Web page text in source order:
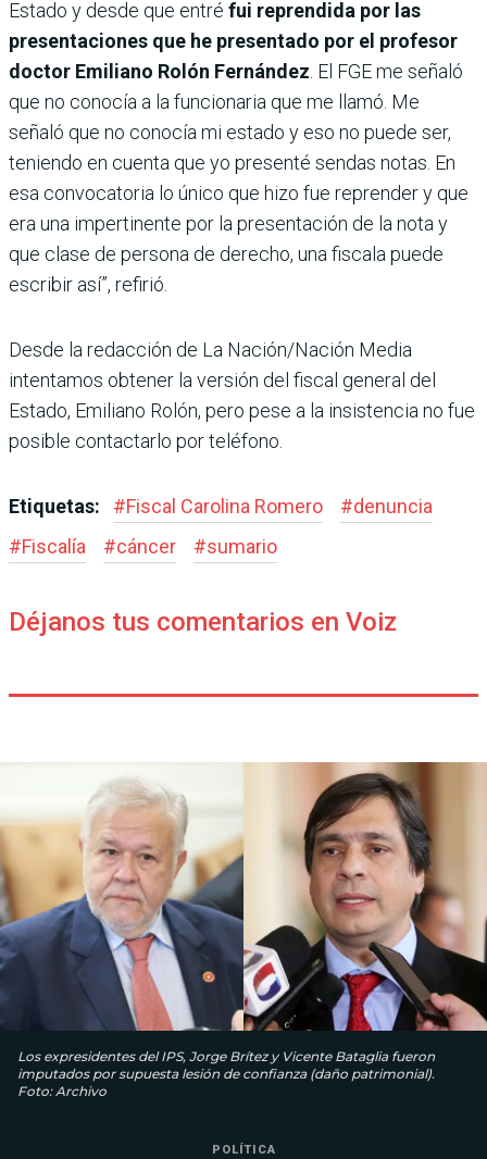
Estado y desde que entré fui reprendida por las
presentaciones que he presentado por el profesor
doctor Emiliano Rolón Fernández . El FGE me señaló
que no conocía a la funcionaria que me llamó. Me
señaló que no conocía mi estado y eso no puede ser,
teniendo en cuenta que yo presenté sendas notas. En
esa convocatoria lo único que hizo fue reprender y que
era una impertinente por la presentación de la nota y
que clase de persona de derecho, una fiscala puede
escribir así”, refirió.
Desde la redacción de La Nación/Nación Media
intentamos obtener la versión del fiscal general del
Estado, Emiliano Rolón, pero pese a la insistencia no fue
posible contactarlo por teléfono.
Etiquetas: #Fiscal Carolina Romero #denuncia
#Fiscalía #cáncer #sumario
Déjanos tus comentarios en Voiz
Los expresidentes del IPS, Jorge Brítez y Vicente Bataglia fueron
imputados por supuesta lesión de confianza (daño patrimonial).
Foto: Archivo
POLÍTICA